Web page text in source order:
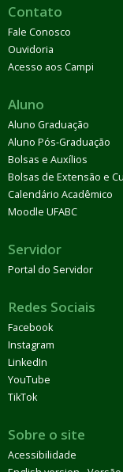
Contato
Fale Conosco
Ouvidoria
Acesso aos Campi
Aluno
Aluno Graduação
Aluno Pós-Graduação
Bolsas e Auxílios
Bolsas de Extensão e
Calendário Acadêmico
Moodle UFABC
Servidor
Portal do Servidor
Redes Sociais
Facebook
Instagram
LinkedIn
YouTube
TikTok
Sobre o site
Acessibilidade